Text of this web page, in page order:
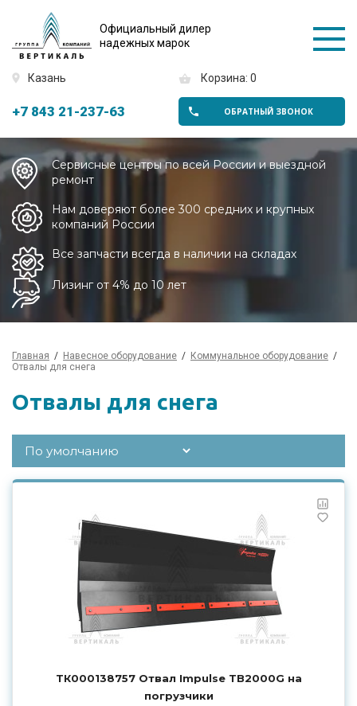
Официальный дилер
надежных марок
Казань Корзина: 0
+7 843 21-237-63 ОБРАТНЫЙ ЗВОНОК
Сервисные центры по всей России и выездной
ремонт
Нам доверяют более 300 средних и крупных
компаний России
Все запчасти всегда в наличии на складах
Лизинг от 4% до 10 лет
Главная Навесное оборудование
Коммунальное оборудование
Отвалы для снега
Отвалы для снега
ТК000138757 Отвал Impulse TB2000G на
погрузчики